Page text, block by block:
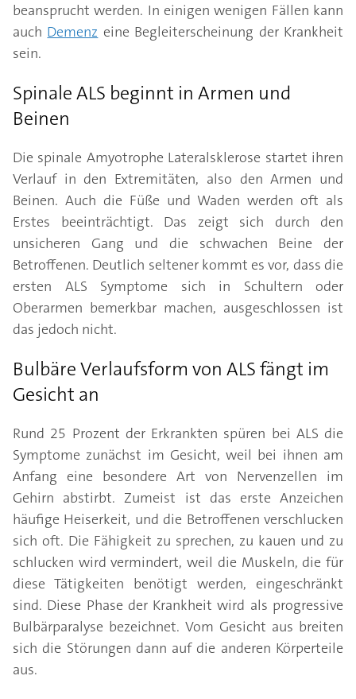
beansprucht werden. In einigen wenigen Fällen kann
auch Demenz eine Begleiterscheinung der Krankheit
sein.
Spinale ALS beginnt in Armen und
Beinen
Die spinale Amyotrophe Lateralsklerose startet ihren
Verlauf in den Extremitäten, also den Armen und
Beinen. Auch die Füße und Waden werden oft als
Erstes beeinträchtigt. Das zeigt sich durch den
unsicheren Gang und die schwachen Beine der
Betroffenen. Deutlich seltener kommt es vor, dass die
ersten ALS Symptome sich in Schultern oder
Oberarmen bemerkbar machen, ausgeschlossen ist
das jedoch nicht.
Bulbäre Verlaufsform von ALS fängt im
Gesicht an
Rund 25 Prozent der Erkrankten spüren bei ALS die
Symptome zunächst im Gesicht, weil bei ihnen am
Anfang eine besondere Art von Nervenzellen im
Gehirn abstirbt. Zumeist ist das erste Anzeichen
häufige Heiserkeit, und die Betroffenen verschlucken
sich oft. Die Fähigkeit zu sprechen, zu kauen und zu
schlucken wird vermindert, weil die Muskeln, die für
diese Tätigkeiten benötigt werden, eingeschränkt
sind. Diese Phase der Krankheit wird als progressive
Bulbärparalyse bezeichnet. Vom Gesicht aus breiten
sich die Störungen dann auf die anderen Körperteile
aus.